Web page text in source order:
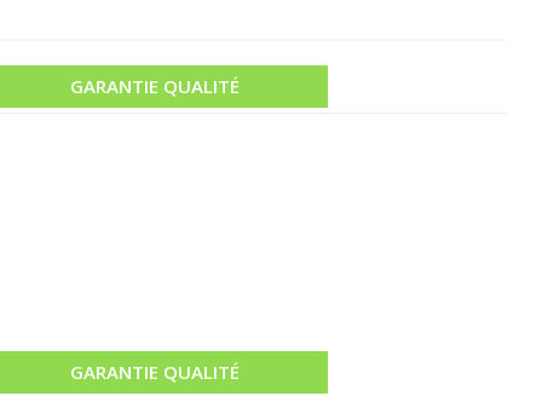
GARANTIE QUALITÉ
GARANTIE QUALITÉ